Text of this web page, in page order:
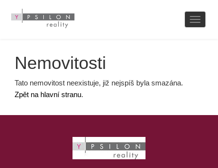
Nemovitosti
Tato nemovitost neexistuje, již nejspíš byla smazána.
Zpět na hlavní stranu.